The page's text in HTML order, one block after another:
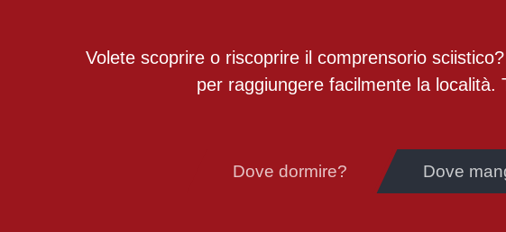
Volete scoprire o riscoprire il comprensorio
per raggiungere facilmente la
Dove dormire? Dove